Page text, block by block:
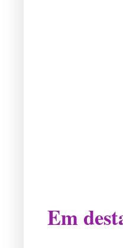
Em